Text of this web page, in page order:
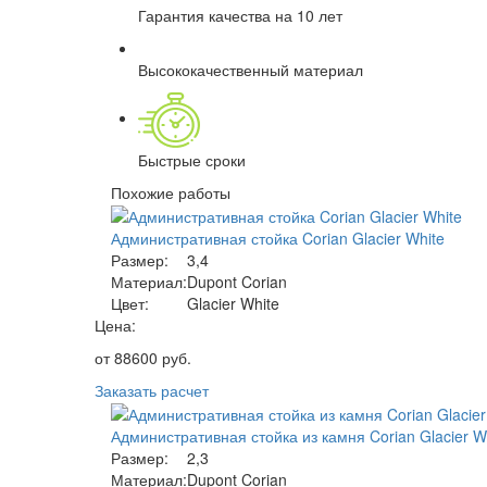
Гарантия качества на 10 лет
Высококачественный материал
Быстрые сроки
Похожие работы
Административная стойка Corian Glacier White
Размер:
3,4
Материал:Dupont Corian
Цвет:
Glacier White
Цена:
от88600 руб.
Заказать расчет
Административная стойка из камня Corian Glacier
Размер:
2,3
Материал:Dupont Corian